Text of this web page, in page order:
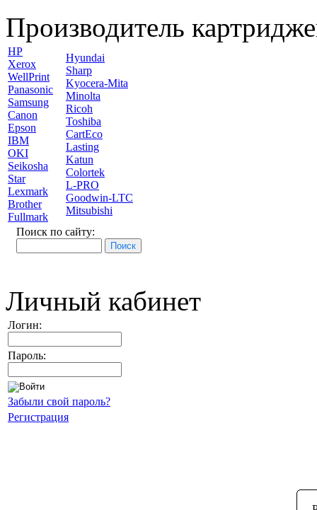
Производитель
HP
Xerox
WellPrint
Panasonic
Samsung
Canon
Epson
IBM
OKI
Seikosha
Star
Lexmark
Brother
Fullmark
Hyundai
Sharp
Kyocera-Mita
Minolta
Ricoh
Toshiba
CartEco
Lasting
Katun
Colortek
L-PRO
Goodwin-LTC
Mitsubishi
Поиск по сайту:
Личный кабинет
Логин:
Пароль:
Забыли свой пароль?
Регистрация